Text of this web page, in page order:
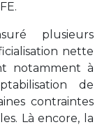
plusieurs
nette
notamment à
de
contraintes
Là encore, la